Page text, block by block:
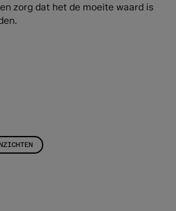
zorg dat het de moeite waard is